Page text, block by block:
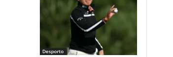
Desporto